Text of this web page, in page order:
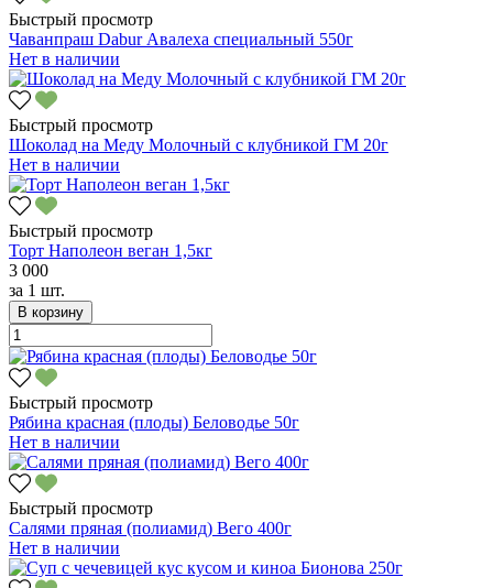
Быстрый просмотр
Чаванпраш Dabur Авалеха специальный 550г
Нет в наличии
Быстрый просмотр
Шоколад на Меду Молочный с клубникой ГМ 20г
Нет в наличии
Быстрый просмотр
Торт Наполеон веган 1,5кг
3 000
за 1 шт.
В корзину
Быстрый просмотр
Рябина красная (плоды) Беловодье 50г
Нет в наличии
Быстрый просмотр
Салями пряная (полиамид) Вего 400г
Нет в наличии